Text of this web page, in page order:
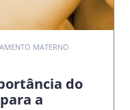
MATERNO
do
a